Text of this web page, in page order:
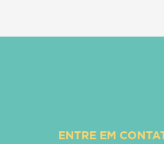
ENTRE EM